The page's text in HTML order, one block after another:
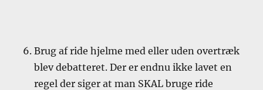
Brug af ride hjelme med eller uden overtræk
blev debatteret. Der er endnu ikke lavet en
regel der siger at man SKAL bruge ride